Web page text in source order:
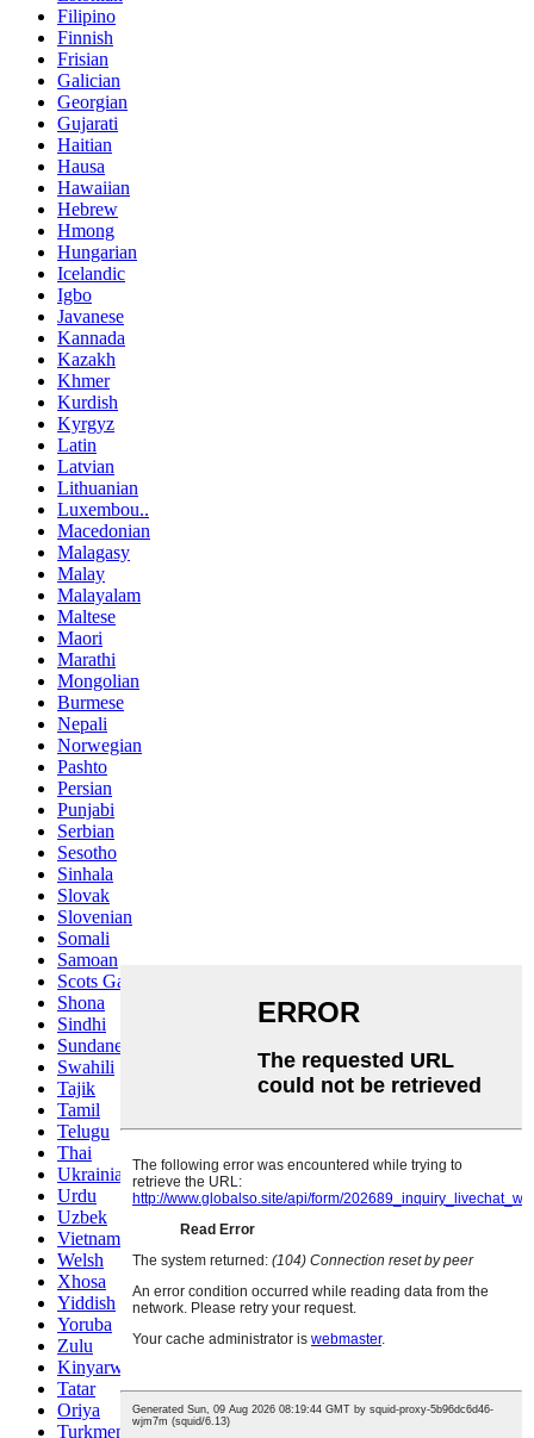
Filipino
Finnish
Frisian
Galician
Georgian
Gujarati
Haitian
Hausa
Hawaiian
Hebrew
Hmong
Hungarian
Icelandic
Igbo
Javanese
Kannada
Kazakh
Khmer
Kurdish
Kyrgyz
Latin
Latvian
Lithuanian
Luxembou..
Macedonian
Malagasy
Malay
Malayalam
Maltese
Maori
Marathi
Mongolian
Burmese
Nepali
Norwegian
Pashto
Persian
Punjabi
Serbian
Sesotho
Sinhala
Slovak
Slovenian
Somali
Samoan
Scots Gaelic
Shona
Sindhi
Sundanese
Swahili
Tajik
Tamil
Telugu
Thai
Ukrainian
Urdu
Uzbek
Vietnamese
Welsh
Xhosa
Yiddish
Yoruba
Zulu
Kinyarwanda
Tatar
Oriya
Turkmen